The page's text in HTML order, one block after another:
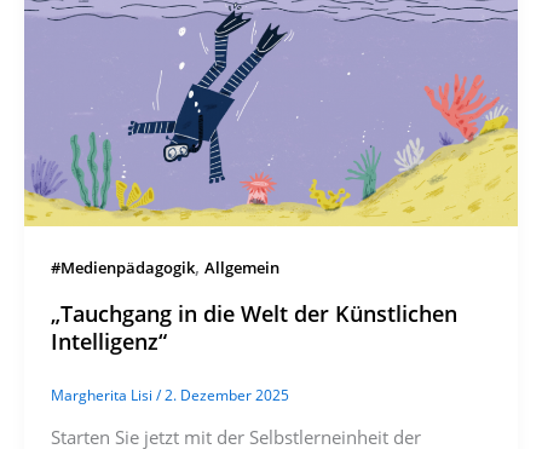
#Medienpädagogik, Allgemein
„Tauchgang in die Welt der Künstlichen
Intelligenz“
Margherita Lisi /2. Dezember 2025
Starten Sie jetzt mit der Selbstlerneinheit der